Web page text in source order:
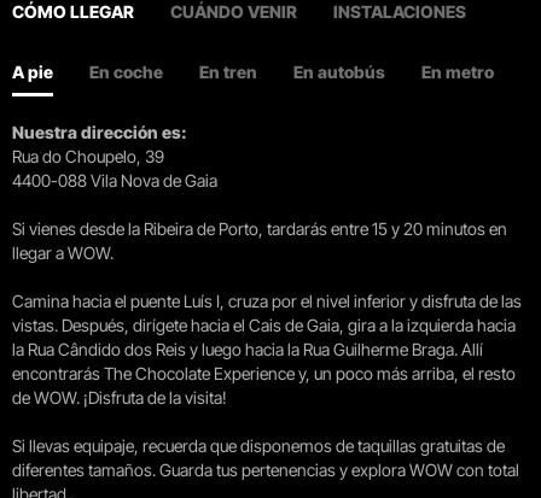
CÓMO LLEGAR CUÁNDO VENIR INSTALACIONES
A pie En coche En tren En autobús En metro
Nuestra dirección es:
Rua do Choupelo, 39
4400-088 Vila Nova de Gaia
Si vienes desde la Ribeira de Porto, tardarás entre 15 y 20 minutos en
llegar a WOW.
Camina hacia el puente Luís I, cruza por el nivel inferior y disfruta de las
vistas. Después, dirígete hacia el Cais de Gaia, gira a la izquierda hacia
la Rua Cândido dos Reis y luego hacia la Rua Guilherme Braga. Allí
encontrarás The Chocolate Experience y, un poco más arriba, el resto
de WOW. ¡Disfruta de la visita!
Si llevas equipaje, recuerda que disponemos de taquillas gratuitas de
diferentes tamaños. Guarda tus pertenencias y explora WOW con total
libertad.